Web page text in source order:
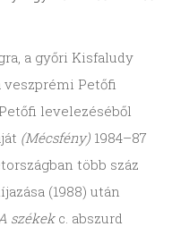
a győri Kisfaludy
veszprémi Petőfi
levelezéséből
(Mécsfény) 1984–87
több száz
(1988) után
székekc. abszurd